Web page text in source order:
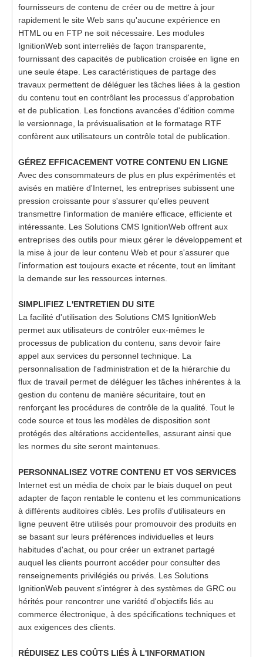
fournisseurs de contenu de créer ou de mettre à jour
rapidement le site Web sans qu'aucune expérience en
HTML ou en FTP ne soit nécessaire. Les modules
IgnitionWeb sont interreliés de façon transparente,
fournissant des capacités de publication croisée en ligne en
une seule étape. Les caractéristiques de partage des
travaux permettent de déléguer les tâches liées à la gestion
du contenu tout en contrôlant les processus d'approbation
et de publication. Les fonctions avancées d'édition comme
le versionnage, la prévisualisation et le formatage RTF
confèrent aux utilisateurs un contrôle total de publication.
GÉREZ EFFICACEMENT VOTRE CONTENU EN LIGNE
Avec des consommateurs de plus en plus expérimentés et
avisés en matière d'Internet, les entreprises subissent une
pression croissante pour s'assurer qu'elles peuvent
transmettre l'information de manière efficace, efficiente et
intéressante. Les Solutions CMS IgnitionWeb offrent aux
entreprises des outils pour mieux gérer le développement et
la mise à jour de leur contenu Web et pour s'assurer que
l'information est toujours exacte et récente, tout en limitant
la demande sur les ressources internes.
SIMPLIFIEZ L'ENTRETIEN DU SITE
La facilité d'utilisation des Solutions CMS IgnitionWeb
permet aux utilisateurs de contrôler eux-mêmes le
processus de publication du contenu, sans devoir faire
appel aux services du personnel technique. La
personnalisation de l'administration et de la hiérarchie du
flux de travail permet de déléguer les tâches inhérentes à la
gestion du contenu de manière sécuritaire, tout en
renforçant les procédures de contrôle de la qualité. Tout le
code source et tous les modèles de disposition sont
protégés des altérations accidentelles, assurant ainsi que
les normes du site seront maintenues.
PERSONNALISEZ VOTRE CONTENU ET VOS SERVICES
Internet est un média de choix par le biais duquel on peut
adapter de façon rentable le contenu et les communications
à différents auditoires ciblés. Les profils d'utilisateurs en
ligne peuvent être utilisés pour promouvoir des produits en
se basant sur leurs préférences individuelles et leurs
habitudes d'achat, ou pour créer un extranet partagé
auquel les clients pourront accéder pour consulter des
renseignements privilégiés ou privés. Les Solutions
IgnitionWeb peuvent s'intégrer à des systèmes de GRC ou
hérités pour rencontrer une variété d'objectifs liés au
commerce électronique, à des spécifications techniques et
aux exigences des clients.
RÉDUISEZ LES COÛTS LIÉS À L'INFORMATION